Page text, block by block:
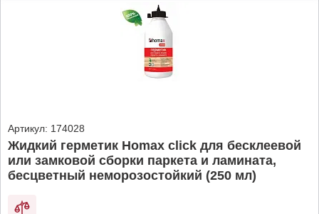
Артикул: 174028
Жидкий герметик Homax click для бесклеевой
или замковой сборки паркета и ламината,
бесцветный неморозостойкий (250 мл)